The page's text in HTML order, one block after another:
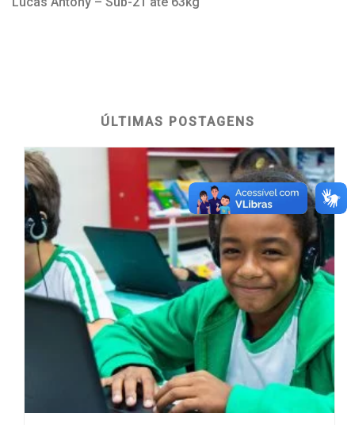
ÚLTIMAS POSTAGENS